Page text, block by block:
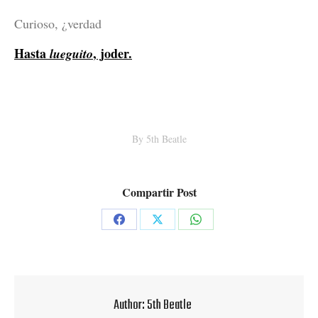
Curioso, ¿verdad
Hasta lueguito, joder.
By 5th Beatle
Compartir Post
Share
Share
Share
Author:5th Beatle